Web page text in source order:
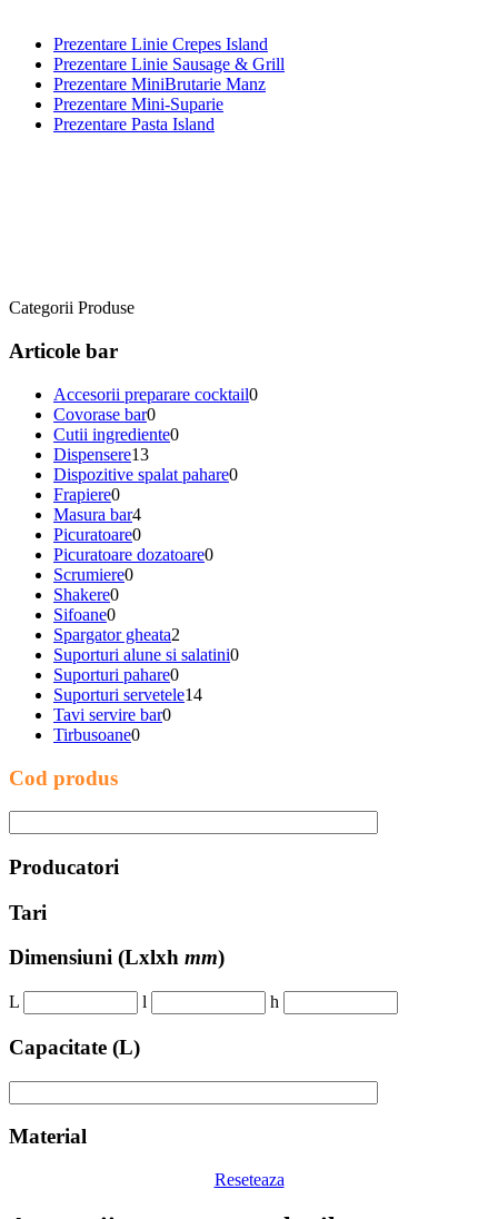
Prezentare Linie Crepes Island
Prezentare Linie Sausage & Grill
Prezentare MiniBrutarie Manz
Prezentare Mini-Suparie
Prezentare Pasta Island
Categorii Produse
Articole bar
Accesorii preparare cocktail0
Covorase bar0
Cutii ingrediente0
Dispensere13
Dispozitive spalat pahare0
Frapiere0
Masura bar4
Picuratoare0
Picuratoare dozatoare0
Scrumiere0
Shakere0
Sifoane0
Spargator gheata2
Suporturi alune si salatini0
Suporturi pahare0
Suporturi servetele14
Tavi servire bar0
Tirbusoane0
Cod produs
Producatori
Tari
Dimensiuni (Lxlxh mm)
L l h
Capacitate (L)
Material
Reseteaza